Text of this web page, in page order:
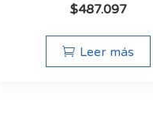
$487.097
Leer más